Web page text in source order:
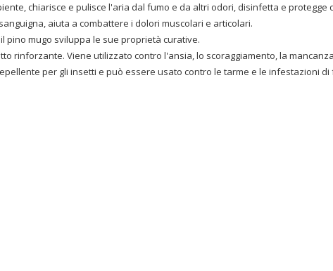
chiarisce e pulisce l'aria dal fumo e da altri odori, disinfetta e protegge
aiuta a combattere i dolori muscolari e articolari.
pino mugo sviluppa le sue proprietà curative.
rinforzante. Viene utilizzato contro l'ansia, lo scoraggiamento, la
per gli insetti e può essere usato contro le tarme e le infestazioni di